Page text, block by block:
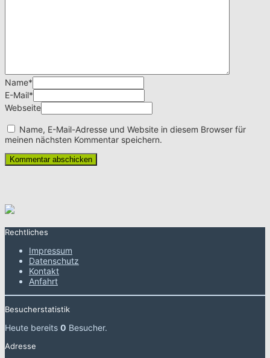
Name*
E-Mail*
Webseite
Name, E-Mail-Adresse und Website in diesem Browser für
meinen nächsten Kommentar speichern.
Rechtliches
Impressum
Datenschutz
Kontakt
Anfahrt
Besucherstatistik
Heute bereits 0 Besucher.
Adresse